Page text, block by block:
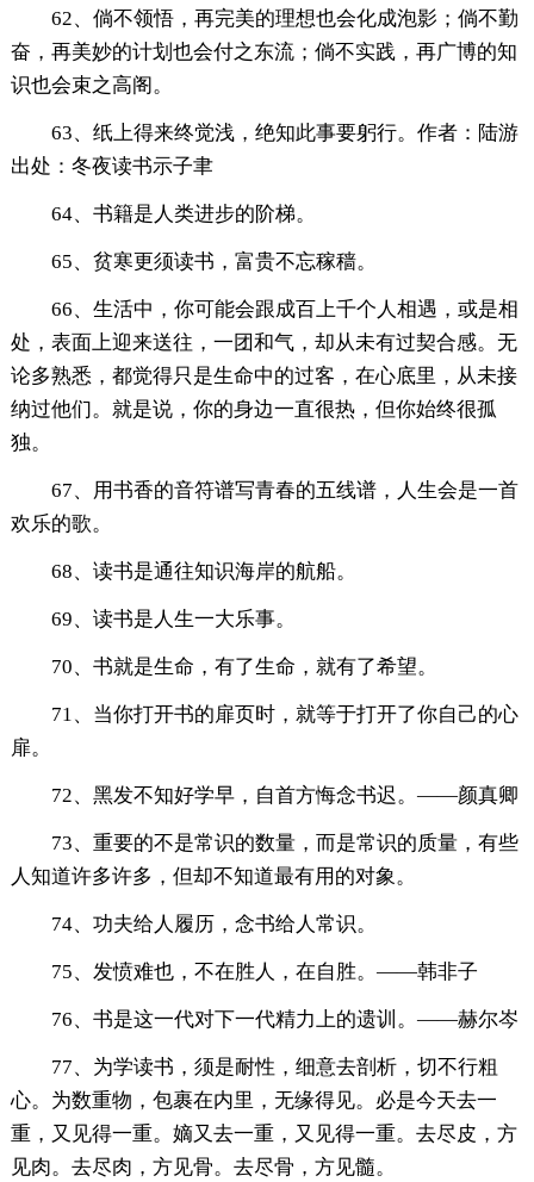
62、倘不领悟，再完美的理想也会化成泡影；倘不勤
奋，再美妙的计划也会付之东流；倘不实践，再广博的知
识也会束之高阁。
63、纸上得来终觉浅，绝知此事要躬行。作者：陆游
出处：冬夜读书示子聿
64、书籍是人类进步的阶梯。
65、贫寒更须读书，富贵不忘稼穑。
66、生活中，你可能会跟成百上千个人相遇，或是相
处，表面上迎来送往，一团和气，却从未有过契合感。无
论多熟悉，都觉得只是生命中的过客，在心底里，从未接
纳过他们。就是说，你的身边一直很热，但你始终很孤
独。
67、用书香的音符谱写青春的五线谱，人生会是一首
欢乐的歌。
68、读书是通往知识海岸的航船。
69、读书是人生一大乐事。
70、书就是生命，有了生命，就有了希望。
71、当你打开书的扉页时，就等于打开了你自己的心
扉。
72、黑发不知好学早，自首方悔念书迟。——颜真卿
73、重要的不是常识的数量，而是常识的质量，有些
人知道许多许多，但却不知道最有用的对象。
74、功夫给人履历，念书给人常识。
75、发愤难也，不在胜人，在自胜。——韩非子
76、书是这一代对下一代精力上的遗训。——赫尔岑
77、为学读书，须是耐性，细意去剖析，切不行粗
心。为数重物，包裹在内里，无缘得见。必是今天去一
重，又见得一重。嫡又去一重，又见得一重。去尽皮，方
见肉。去尽肉，方见骨。去尽骨，方见髓。